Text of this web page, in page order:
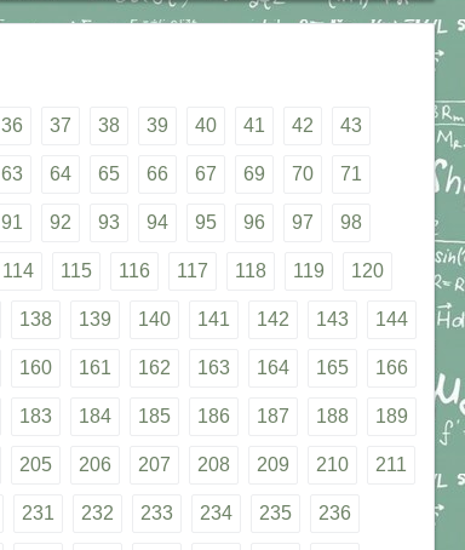
36 37 38 39 40 41 42 43
63 64 65 66 67 69 70 71
91 92 93 94 95 96 97 98
114 115 116 117 118 119 120
138 139 140 141 142 143 144
160 161 162 163 164 165 166
183 184 185 186 187 188 189
205 206 207 208 209 210 211
231 232 233 234 235 236